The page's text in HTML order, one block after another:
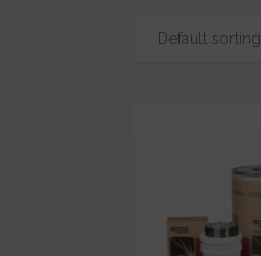
Default sorting